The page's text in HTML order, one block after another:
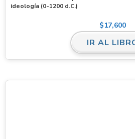
ideología (0-1200 d.C.)
$17,600
IR AL